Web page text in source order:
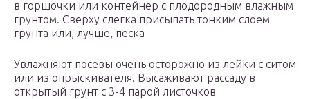
в горшочки или контейнер с плодородным влажным
грунтом. Сверху слегка присыпать тонким слоем
грунта или, лучше, песка
Увлажняют посевы очень осторожно из лейки с ситом
или из опрыскивателя. Высаживают рассаду в
открытый грунт с 3-4 парой листочков